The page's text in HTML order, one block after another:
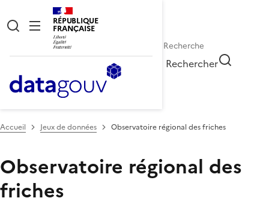
RÉPUBLIQUE
FRANÇAISE
Rechercher
Accueil Jeux de données Observatoire régional des friches
Observatoire régional des
friches